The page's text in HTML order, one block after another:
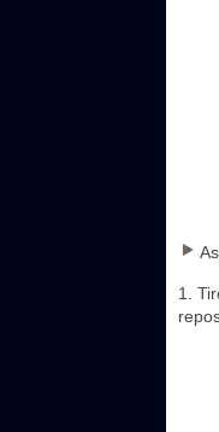
1.